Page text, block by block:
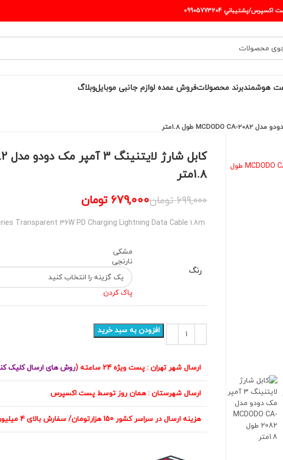
پشتيباني 09905773204
هوشمندبرند محصولاتفروش عمده لوازم جانبی موبایلوبلاگ
1.8متر
699,000 تومان679,000 تومان
رنگ
مشکی
نارنجی
پاک کردن
افزودن به سبد خرید
ارسال شهر تهران : پست ویژه 24 ساعته ( روش های ارسال کلیک
ارسال شهرستان : همان روز توسط پست اکسپرس
هزینه ارسال در سراسر کشور 150 هزارتومان/ سفارش بالای 4 میلیون تومان هزینه ارسال رایگان